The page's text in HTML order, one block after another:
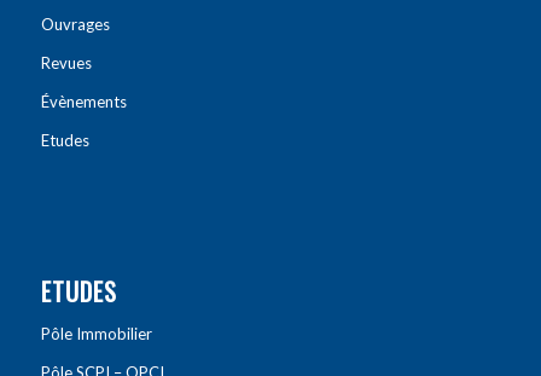
Ouvrages
Revues
Évènements
Etudes
ETUDES
Pôle Immobilier
Pôle SCPI – OPCI